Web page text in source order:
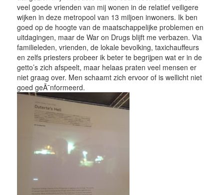
veel goede vrienden van mij wonen in de relatief veiligere
wijken in deze metropool van 13 miljoen inwoners. Ik ben
goed op de hoogte van de maatschappelijke problemen en
uitdagingen, maar de War on Drugs blijft me verbazen. Via
familieleden, vrienden, de lokale bevolking, taxichauffeurs
en zelfs priesters probeer ik beter te begrijpen wat er in de
getto’s zich afspeelt, maar helaas praten veel mensen er
niet graag over. Men schaamt zich ervoor of is wellicht niet
goed geÃ¯nformeerd.